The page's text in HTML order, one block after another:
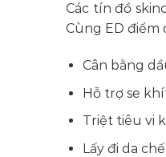
Các tín đồ
Cùng ED điểm
Cân bằng
Hỗ trợ se
Triệt tiêu vi
Lấy đi da